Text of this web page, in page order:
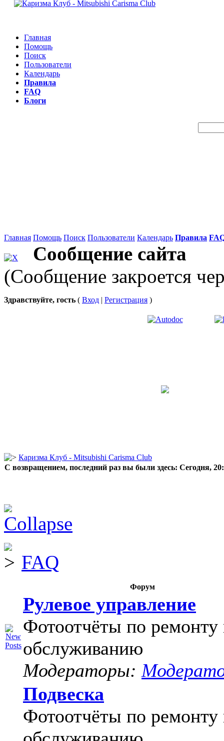
Главная
Помощь
Поиск
Пользователи
Календарь
Правила
FAQ
Блоги
Главная Помощь Поиск Пользователи Календарь Правила
Сообщение сайта
(Сообщение закроется
Здравствуйте, гость ( Вход | Регистрация )
Каризма Клуб - Mitsubishi Carisma Club
С возвращением, последний раз вы были здесь: Сегодня,
FAQ
Форум
Рулевое управление
Фотоотчёты по ремонту
обслуживанию
Модераторы:
Подвеска
Фотоотчёты по ремонту